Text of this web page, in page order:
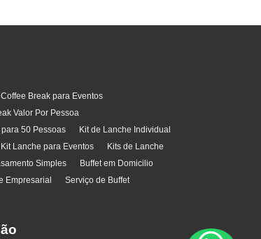
Coffee Break para Eventos
Valor Por Pessoa
50 Pessoas
Kit de Lanche Individual
Kit Lanche para Eventos
Kits de Lanche
Simples
Buffet em Domicilio
Empresarial
Serviço de Buffet